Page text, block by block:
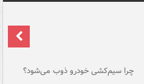
چرا سیم‌کشی خودرو ذوب می‌شود؟